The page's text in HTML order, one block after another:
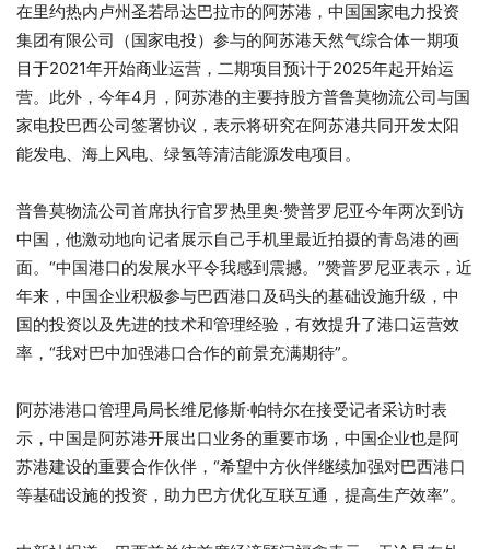
在里约热内卢州圣若昂达巴拉市的阿苏港，中国国家电力投资
集团有限公司（国家电投）参与的阿苏港天然气综合体一期项
目于2021年开始商业运营，二期项目预计于2025年起开始运
营。此外，今年4月，阿苏港的主要持股方普鲁莫物流公司与国
家电投巴西公司签署协议，表示将研究在阿苏港共同开发太阳
能发电、海上风电、绿氢等清洁能源发电项目。
普鲁莫物流公司首席执行官罗热里奥·赞普罗尼亚今年两次到访
中国，他激动地向记者展示自己手机里最近拍摄的青岛港的画
面。“中国港口的发展水平令我感到震撼。”赞普罗尼亚表示，近
年来，中国企业积极参与巴西港口及码头的基础设施升级，中
国的投资以及先进的技术和管理经验，有效提升了港口运营效
率，“我对巴中加强港口合作的前景充满期待”。
阿苏港港口管理局局长维尼修斯·帕特尔在接受记者采访时表
示，中国是阿苏港开展出口业务的重要市场，中国企业也是阿
苏港建设的重要合作伙伴，“希望中方伙伴继续加强对巴西港口
等基础设施的投资，助力巴方优化互联互通，提高生产效率”。